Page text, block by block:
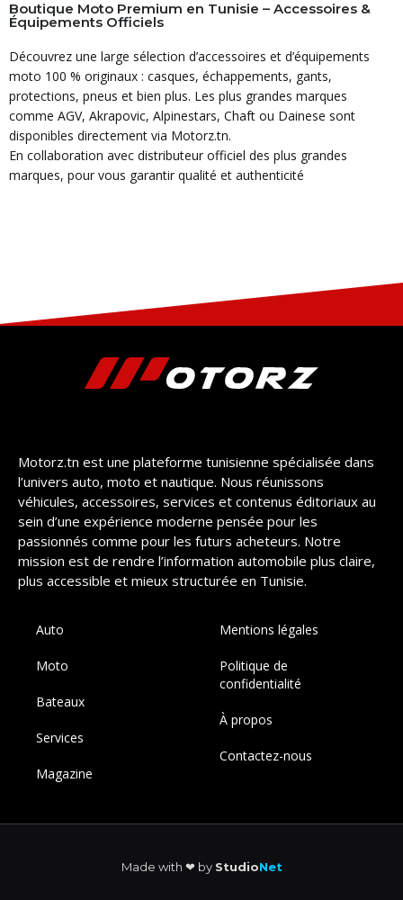
Boutique Moto Premium en Tunisie – Accessoires &
Équipements Officiels
Découvrez une large sélection d’accessoires et d’équipements
moto 100 % originaux : casques, échappements, gants,
protections, pneus et bien plus. Les plus grandes marques
comme AGV, Akrapovic, Alpinestars, Chaft ou Dainese sont
disponibles directement via Motorz.tn.
En collaboration avec distributeur officiel des plus grandes
marques, pour vous garantir qualité et authenticité
Motorz.tn est une plateforme tunisienne spécialisée dans
l’univers auto, moto et nautique. Nous réunissons
véhicules, accessoires, services et contenus éditoriaux au
sein d’une expérience moderne pensée pour les
passionnés comme pour les futurs acheteurs. Notre
mission est de rendre l’information automobile plus claire,
plus accessible et mieux structurée en Tunisie.
Auto
Moto
Bateaux
Services
Magazine
Mentions légales
Politique de
confidentialité
À propos
Contactez-nous
Made with ❤︎ by StudioNet